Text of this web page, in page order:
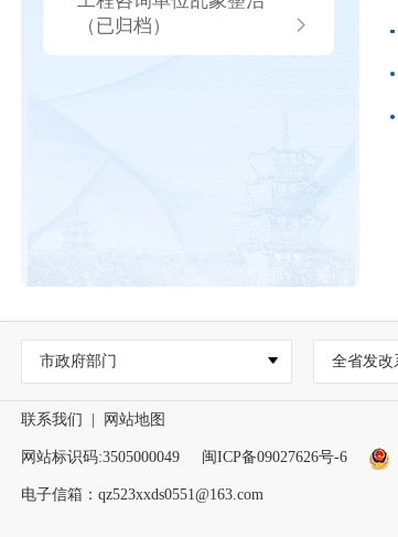
（已归档）
市政府部门 全省发改
联系我们 网站地图
网站标识码:3505000049 闽ICP备09027626号-6
电子信箱：qz523xxds0551@163.com